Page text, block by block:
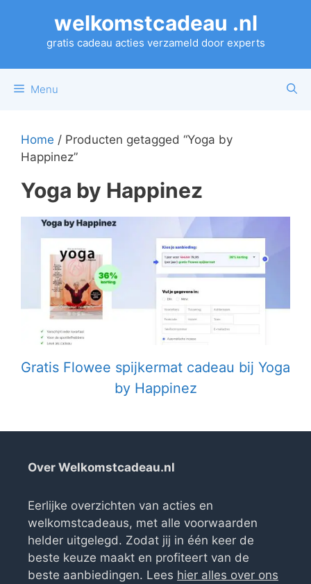
welkomstcadeau .nl
gratis cadeau acties verzameld door experts
Menu
Home / Producten getagged “Yoga by
Happinez”
Yoga by Happinez
Gratis Flowee spijkermat cadeau bij Yoga
by Happinez
Over Welkomstcadeau.nl
Eerlijke overzichten van acties en
welkomstcadeaus, met alle voorwaarden
helder uitgelegd. Zodat jij in één keer de
beste keuze maakt en profiteert van de
beste aanbiedingen. Lees hier alles over ons